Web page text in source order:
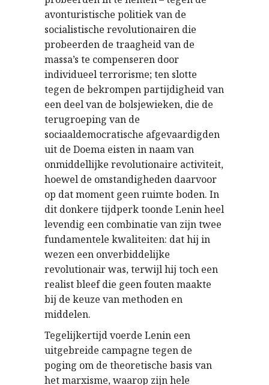
avonturistische politiek van de
socialistische revolutionairen die
probeerden de traagheid van de
massa’s te compenseren door
individueel terrorisme; ten slotte
tegen de bekrompen partijdigheid van
een deel van de bolsjewieken, die de
terugroeping van de
sociaaldemocratische afgevaardigden
uit de Doema eisten in naam van
onmiddellijke revolutionaire activiteit,
hoewel de omstandigheden daarvoor
op dat moment geen ruimte boden. In
dit donkere tijdperk toonde Lenin heel
levendig een combinatie van zijn twee
fundamentele kwaliteiten: dat hij in
wezen een onverbiddelijke
revolutionair was, terwijl hij toch een
realist bleef die geen fouten maakte
bij de keuze van methoden en
middelen.
Tegelijkertijd voerde Lenin een
uitgebreide campagne tegen de
poging om de theoretische basis van
het marxisme, waarop zijn hele